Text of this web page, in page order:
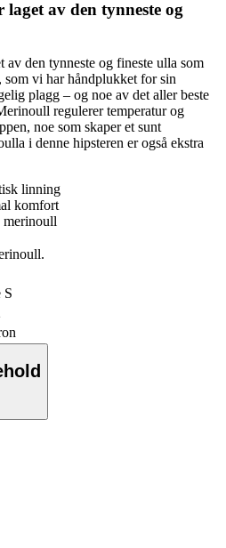
av den tynneste og
av den tynneste og fineste ulla som
vi har håndplukket for sin
plagg – og noe av det aller beste
regulerer temperatur og
noe som skaper et sunt
i denne hipsteren er også ekstra
linning
komfort
merinoull
S